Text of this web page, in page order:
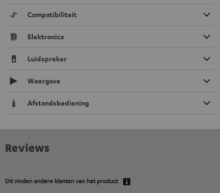
Compatibiliteit
Elektronica
Luidspreker
Weergave
Afstandsbediening
Reviews
Dit vinden andere klanten van het product